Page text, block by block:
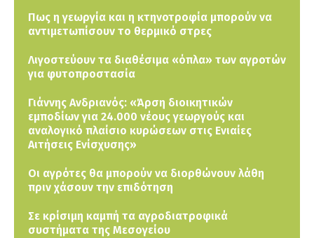
Πως η γεωργία και η κτηνοτροφία μπορούν να
αντιμετωπίσουν το θερμικό στρες
Λιγοστεύουν τα διαθέσιμα «όπλα» των αγροτών
για φυτοπροστασία
Γιάννης Ανδριανός: «Άρση διοικητικών
εμποδίων για 24.000 νέους γεωργούς και
αναλογικό πλαίσιο κυρώσεων στις Ενιαίες
Αιτήσεις Ενίσχυσης»
Οι αγρότες θα μπορούν να διορθώνουν λάθη
πριν χάσουν την επιδότηση
Σε κρίσιμη καμπή τα αγροδιατροφικά
συστήματα της Μεσογείου